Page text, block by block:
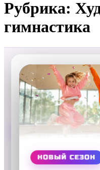
Рубрика:
гимнастика
Cosmo Dance
Школа танцев в Санкт-
детей и взрослых. 11 лет,
25+ направлений, 4
Записаться на
Дыбенко